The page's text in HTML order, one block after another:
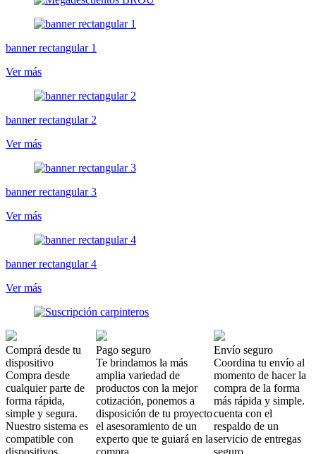
banner rectangular 1
Ver más
banner rectangular 2
Ver más
banner rectangular 3
Ver más
banner rectangular 4
Ver más
Comprá desde tu
dispositivo
Compra desde
cualquier parte de
forma rápida,
simple y segura.
Nuestro sistema es
compatible con
Pago seguro
Te brindamos la más
amplia variedad de
productos con la mejor
cotización, ponemos a
disposición de tu proyecto
el asesoramiento de un
experto que te guiará en la
Envío seguro
Coordina tu envío al
momento de hacer la
compra de la forma
más rápida y simple.
cuenta con el
respaldo de un
servicio de entregas